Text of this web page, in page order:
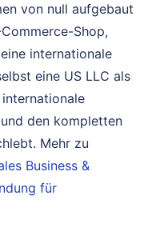
von null aufgebaut
Shop,
internationale
eine US LLC als
den kompletten
Mehr zu
Business &
für